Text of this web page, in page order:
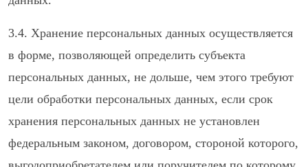
3.4. Хранение персональных данных осуществляется
в форме, позволяющей определить субъекта
персональных данных, не дольше, чем этого требуют
цели обработки персональных данных, если срок
хранения персональных данных не установлен
федеральным законом, договором, стороной которого,